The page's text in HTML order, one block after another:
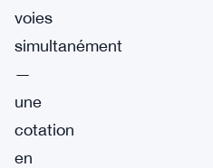
voies
simultanément
—
une
cotation
en